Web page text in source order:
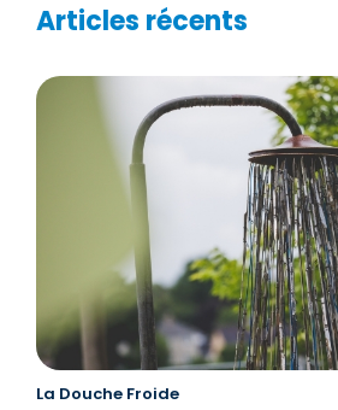
Articles récents
La Douche Froide